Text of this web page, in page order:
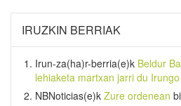
IRUZKIN BERRIAK
Irun-za(ha)r-berria(e)k Beldur
lehiaketa martxan jarri du
NBNoticias(e)k Zure ordenean